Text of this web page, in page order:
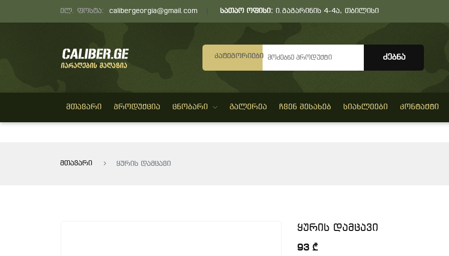
ელ. ფოსტა: calibergeorgia@gmail.com სათაო ოფისი: ი.გაგარინის 4-4ა, თბილისი
Კატეგორიები
ᲛᲗᲐᲕᲐᲠᲘ ᲞᲠᲝᲓᲣᲥᲪᲘᲐ ᲪᲜᲝᲑᲐᲠᲘ ᲒᲐᲚᲔᲠᲔᲐ ᲩᲕᲔᲜ ᲨᲔᲡᲐᲮᲔᲑ ᲡᲘᲐᲮᲚᲔᲔᲑᲘ ᲙᲝᲜᲢᲐᲥᲢᲘ
მთავარი ყურის დამცავი
ყურის დამცავი
93 ₾